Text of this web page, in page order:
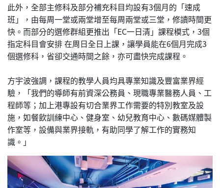
此外，全部主修科及部分補充科目均設有3個月的「速成
班」，由每周一堂或兩堂增至每周兩堂或三堂，修讀時間更
快。而部分的選修群組更推出「EC一日清」課程模式，3個
指定科目會安排 在周日全日上課，讓學員能在6個月完成3
個選修科，省卻交通時間之餘，亦可盡快完成課程。
方宇波強調，課程的教學人員均具專業知識及豐富業界經
驗，「我們的導師有前資深公務員、現職專業醫務人員、工
程師等；加上港專設有切合業界工作需要的特別教室及設
施，如餐飲訓練中心、健身室、幼兒教育中心、數碼媒體製
作室等，設備與業界接軌，有助同學了解工作的實務知
識。」